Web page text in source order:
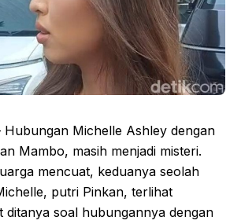
Hubungan Michelle Ashley dengan
Mambo, masih menjadi misteri.
mencuat, keduanya seolah
putri Pinkan, terlihat
ditanya soal hubungannya dengan